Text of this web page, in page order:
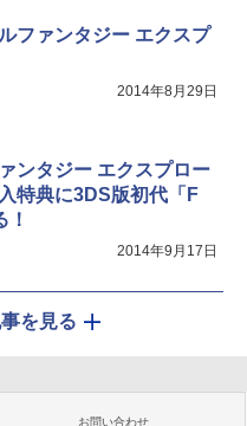
ファンタジー エクスプ
2014年8月29日
ンタジー エクスプロー
特典に3DS版初代「F
！
2014年9月17日
を見る
お問い合わせ